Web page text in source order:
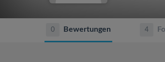
0 Bewertungen 4